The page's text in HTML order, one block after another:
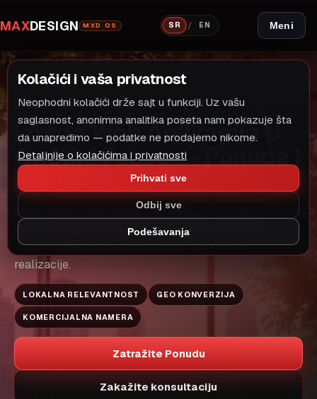
MAXDESIGN MXD OS SR / EN Meni
IZRADA WEB APLIKACIJA
LOKALNI MODEL RASTA
Izrada Web Aplikacija U
Opštini Pozega - Ponuda I
Konsultaci
MaxDesign pruža izrada web aplikacija u opštini
Pozega. Brzi sajtovi sa jasnom strukturom i SEO
osnovom. Besplatna konsultacija i jasan plan
realizacije.
LOKALNA RELEVANTNOST GEO KONVERZIJA
KOMERCIJALNA NAMERA
Zatražite Ponudu
Zakažite konsultaciju
Kolačići i vaša privatnost
Neophodni kolačići drže sajt u funkciji. Uz vašu
saglasnost, anonimna analitika poseta nam pokazuje šta
da unapredimo — podatke ne prodajemo nikome.
Detaljnije o kolačićima i privatnosti
Prihvati sve
Odbij sve
Podešavanja